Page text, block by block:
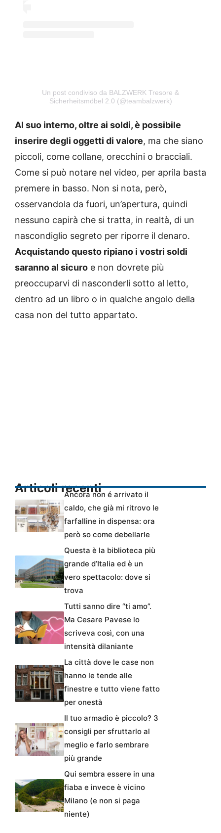
Un post condiviso da BALZWERK Tresore &
Sicherheitsmöbel 2.0 (@teambalzwerk)
Al suo interno, oltre ai soldi, è possibile
inserire degli oggetti di valore, ma che siano
piccoli, come collane, orecchini o bracciali.
Come si può notare nel video, per aprila basta
premere in basso. Non si nota, però,
osservandola da fuori, un’apertura, quindi
nessuno capirà che si tratta, in realtà, di un
nascondiglio segreto per riporre il denaro.
Acquistando questo ripiano i vostri soldi
saranno al sicuro e non dovrete più
preoccuparvi di nasconderli sotto al letto,
dentro ad un libro o in qualche angolo della
casa non del tutto appartato.
Articoli recentiAncora non é arrivato il
caldo, che già mi ritrovo le
farfalline in dispensa: ora
però so come debellarle
Questa è la biblioteca più
grande d’Italia ed è un
vero spettacolo: dove si
trova
Tutti sanno dire “ti amo”.
Ma Cesare Pavese lo
scriveva così, con una
intensità dilaniante
La città dove le case non
hanno le tende alle
finestre e tutto viene fatto
per onestà
Il tuo armadio è piccolo? 3
consigli per sfruttarlo al
meglio e farlo sembrare
più grande
Qui sembra essere in una
fiaba e invece è vicino
Milano (e non si paga
niente)